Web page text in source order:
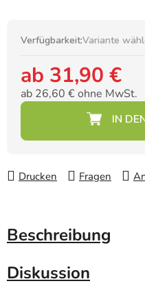
Verfügbarkeit:Variante
ab 31,90 €
ab 26,60 €ohne MwSt.
Drucken Fragen
Beschreibung
Diskussion